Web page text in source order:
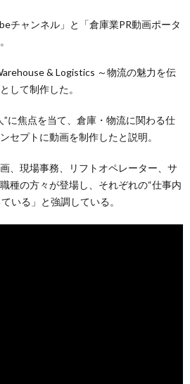
チャンネル」と「倉庫業PR動画ポータ
& Logistics ～物流の魅力を伝
して制作した。
に焦点を当て、倉庫・物流に関わる仕
セプトに動画を制作したと説明。
、現場事務、リフトオペレーター、サ
種の方々が登場し、それぞれの“仕事内
いる」と強調している。